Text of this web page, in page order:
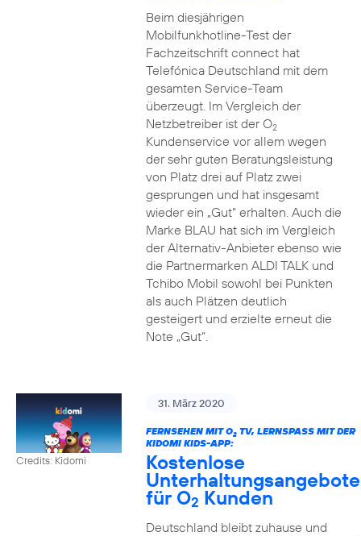
Beim diesjährigen
Mobilfunkhotline-Test der
Fachzeitschrift connect hat
Telefónica Deutschland mit dem
gesamten Service-Team
überzeugt. Im Vergleich der
Netzbetreiber ist der O2
Kundenservice vor allem wegen
der sehr guten Beratungsleistung
von Platz drei auf Platz zwei
gesprungen und hat insgesamt
wieder ein „Gut“ erhalten. Auch die
Marke BLAU hat sich im Vergleich
der Alternativ-Anbieter ebenso wie
die Partnermarken ALDI TALK und
Tchibo Mobil sowohl bei Punkten
als auch Plätzen deutlich
gesteigert und erzielte erneut die
Note „Gut“.
Credits: Kidomi
31. März 2020
FERNSEHEN MIT O2TV, LERNSPASS MIT DER K
IDOMI KIDS-APP:
Kostenlose
Unterhaltungsangebote
für O2 Kunden
Deutschland bleibt zuhause und